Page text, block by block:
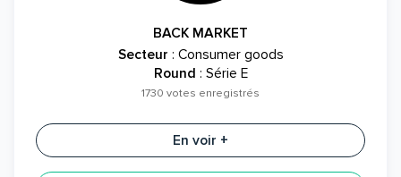
BACK MARKET
Secteur : Consumer goods
Round : Série E
1730 votes enregistrés
En voir +